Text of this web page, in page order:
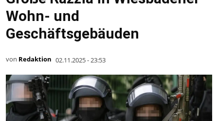
Wohn- und
Geschäftsgebäuden
von Redaktion 02.11.2025 - 23:53